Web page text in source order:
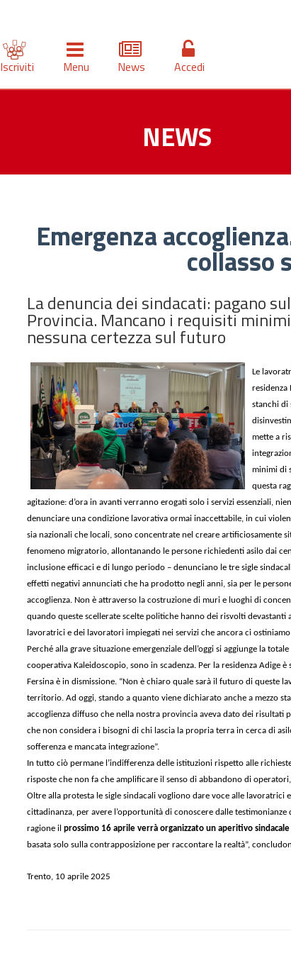
Iscriviti Menu News Accedi
NEWS
Emergenza
collasso
La denuncia dei sindacati: pagano
Provincia. Mancano i requisiti
nessuna certezza sul futuro
Le
residenza
stanchi di
mette a
minimi di
questa
agitazione: d’ora in avanti verranno erogati solo i servizi essenziali,
denunciare una condizione lavorativa ormai inaccettabile, in cui
sia nazionali che locali, sono concentrate nel creare artificiosamente
fenomeno migratorio, allontanando le persone richiedenti asilo dai
inclusione efficaci e di lungo periodo – denunciano le tre sigle
effetti negativi annunciati che ha prodotto negli anni, sia per le
accoglienza. Non è attraverso la costruzione di muri e luoghi di
quando queste scellerate scelte politiche hanno dei risvolti
lavoratrici e dei lavoratori impiegati nei servizi che ancora ci
Perché alla grave situazione emergenziale dell’oggi si aggiunge la
cooperativa Kaleidoscopio, sono in scadenza. Per la residenza Adige
Fersina è in dismissione. “Non è chiaro quale sarà il futuro di
territorio. Ad oggi, stando a quanto viene dichiarato anche a mezzo
accoglienza diffuso che nella nostra provincia aveva dato dei risultati
che non considera i bisogni di chi lascia la propria terra in cerca di
sofferenza e mancata integrazione”.
In tutto ciò permane l’indifferenza delle istituzioni rispetto alle
risposte che non fa che amplificare il senso di abbandono di
Oltre alla protesta le sigle sindacali vogliono dare voce alle
cittadinanza, per avere l’opportunità di conoscere dalle
ragione il prossimo 16 aprile verrà organizzato un aperitivo sindacale
basata solo sulla contrapposizione per raccontare la realtà”,
Trento, 10 aprile 2025